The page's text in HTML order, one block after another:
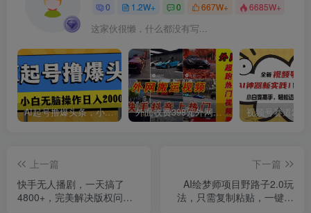
0 1.2W+ 0 667W+ 6685W+
这家伙很懒，什么都没有写...
AI起号撸爆头条，小白也能操作，日入2000+ 外面收费398元外网超跑豪车汽车视频搬运至快手抖音上热门项目
上一篇
快手无人播剧，一天搞了
4800+，完美解决版权问
下一篇
AI绘梦师项目野路子2.0玩
法，只需复制粘贴，一键生